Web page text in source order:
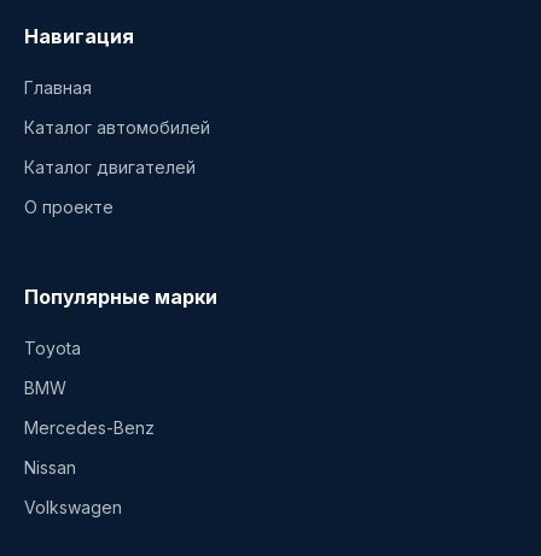
Навигация
Главная
Каталог автомобилей
Каталог двигателей
О проекте
Популярные марки
Toyota
BMW
Mercedes-Benz
Nissan
Volkswagen